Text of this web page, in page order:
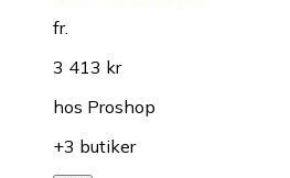
fr.
3 413 kr
hos Proshop
+3 butiker